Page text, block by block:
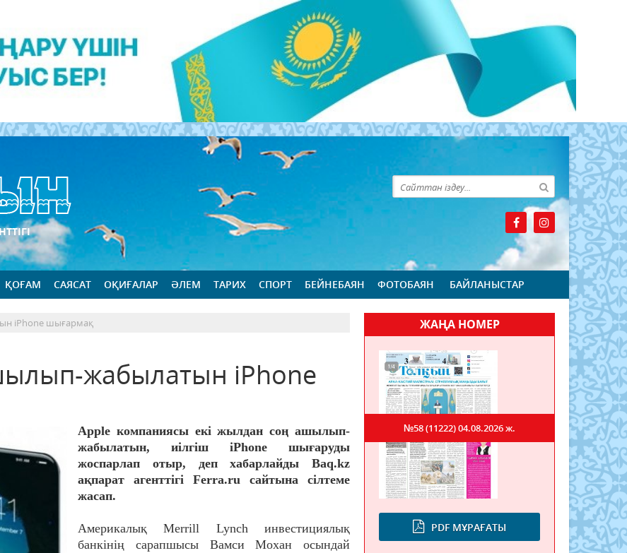
ҚОҒАМ САЯСАТ ОҚИҒАЛАР ӘЛЕМ ТАРИХ СПОРТ БЕЙНЕБАЯН ФОТОБАЯН БАЙЛАНЫСТАР
iPhone шығармақ
жабылатын iPhone
Apple компаниясы екі жылдан соң ашылып-
жабылатын, иілгіш iPhone шығаруды
жоспарлап отыр, деп хабарлайды Baq.kz
ақпарат агенттігі Ferra.ru сайтына сілтеме
жасап.
Америкалық Merrill Lynch инвестициялық
банкінің сарапшысы Вамси Мохан осындай
ЖАҢА НОМЕР
PDF МҰРАҒАТЫ
№58 (11222)04.08.2026 ж.